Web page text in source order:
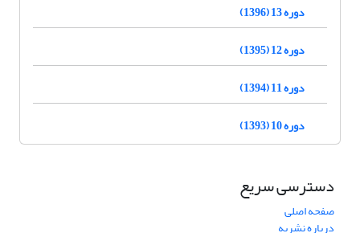
دوره 13 (1396)
دوره 12 (1395)
دوره 11 (1394)
دوره 10 (1393)
دسترسی سریع
صفحه اصلی
درباره نشریه